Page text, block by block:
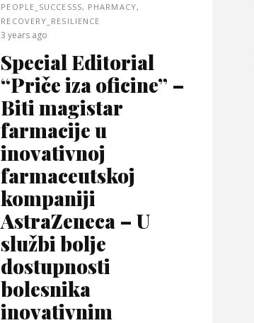
PEOPLE_SUCCESSS, PHARMACY,
RECOVERY_RESILIENCE
3 years ago
Special Editorial
“Priče iza oficine” –
Biti magistar
farmacije u
inovativnoj
farmaceutskoj
kompaniji
AstraZeneca – U
službi bolje
dostupnosti
bolesnika
inovativnim